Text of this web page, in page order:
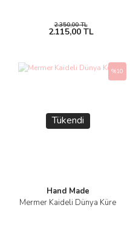
2.350,00 TL
2.115,00 TL
Tükendi
Hand Made
Mermer Kaideli Dünya Küre
%10